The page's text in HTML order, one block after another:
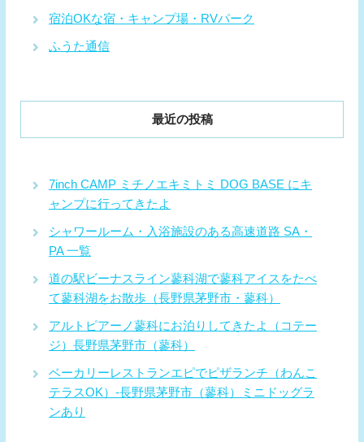
宿泊OKな宿・キャンプ場・RVパーク
ふうた通信
最近の投稿
7inch CAMP ミチノエキミトミ DOG BASE にキ
ャンプに行ってきたよ
シャワールーム・入浴施設のある高速道路 SA・
PA 一覧
道の駅ビーナスライン蓼科湖で蓼科アイスをたべ
て蓼科湖をお散歩（長野県茅野市・蓼科）
アルトピアーノ蓼科にお泊りしてきたよ（コテー
ジ）長野県茅野市（蓼科）
ベーカリーレストランエピでピザランチ（わんこ
テラスOK）-長野県茅野市（蓼科）ミニドッグラ
ンあり